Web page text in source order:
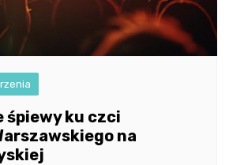
śpiewy ku czci
na